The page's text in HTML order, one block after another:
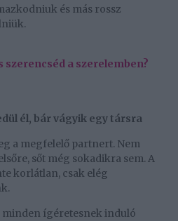
és más rossz
szerencséd a szerelemben?
él, bár vágyik egy társra
a megfelelő partnert. Nem
sőt még sokadikra sem. A
korlátlan, csak elég
ígéretesnek induló